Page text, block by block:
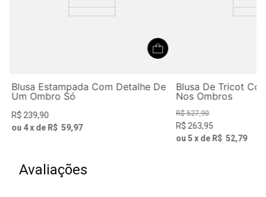
Blusa Estampada Com Detalhe De
Um Ombro Só
R$239,90
ou 4x de R$ 59,97
Blusa De Tricot
Nos Ombros
R$ 527,90
R$ 263,95
ou 5 x de R$ 52,79
Avaliações